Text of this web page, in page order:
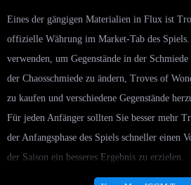
Eines der gängigen Materialien in Flux ist
offizielle Währung im Market-Tab des
verwenden, um Gegenstände in der
der Chaosschmiede zu ändern, Troves of
zu kaufen und verschiedene Gegenstände
Für jeden Anfänger sollten Sie besser mehr
der Anfangsphase des Spiels schneller einen
der Saison ein besseres Ergebnis zu erzielen.
Für erfahrene Spieler lernen Sie einfach die